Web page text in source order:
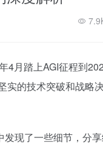
4月踏上AGI征程到
实的技术突破和战略
现了一些细节，分享